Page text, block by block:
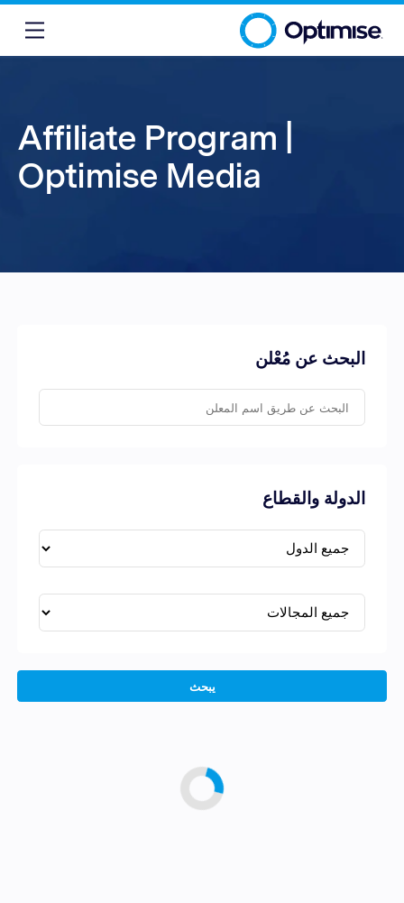
Affiliate Program |
Optimise Media
البحث عن مُعْلن
الدولة والقطاع
يبحث